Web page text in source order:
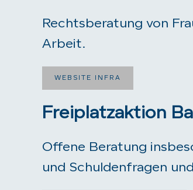
Rechtsberatung von
Arbeit.
WEBSITE INFRA
Freiplatzaktion
Offene Beratung
und Schuldenfragen